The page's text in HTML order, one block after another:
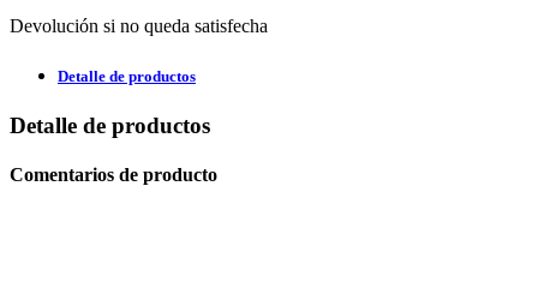
Devolución si no queda satisfecha
Detalle de productos
Detalle de productos
Comentarios de producto